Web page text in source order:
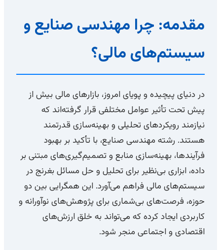
مقدمه: چرا مهندسی صنایع و
سیستم‌های مالی؟
در دنیای پیچیده و پویای امروز، بازارهای مالی بیش از
پیش تحت تأثیر عوامل مختلفی قرار گرفته‌اند که
نیازمند رویکردهای تحلیلی و بهینه‌سازی قدرتمند
هستند. رشته مهندسی صنایع، با تأکید بر بهبود
فرآیندها، بهینه‌سازی منابع و تصمیم‌گیری‌های مبتنی بر
داده، ابزاری بی‌نظیر برای تحلیل و حل مسائل بغرنج در
سیستم‌های مالی فراهم می‌آورد. این همگرایی بین دو
حوزه، فرصت‌های بی‌شماری برای پژوهش‌های نوآورانه و
کاربردی ایجاد کرده که می‌تواند به خلق ارزش‌های
اقتصادی و اجتماعی منجر شود.